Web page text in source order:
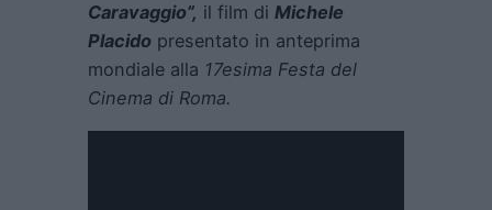
Caravaggio”, il film di Michele
Placido presentato in anteprima
mondiale alla 17esima Festa del
Cinema di Roma.